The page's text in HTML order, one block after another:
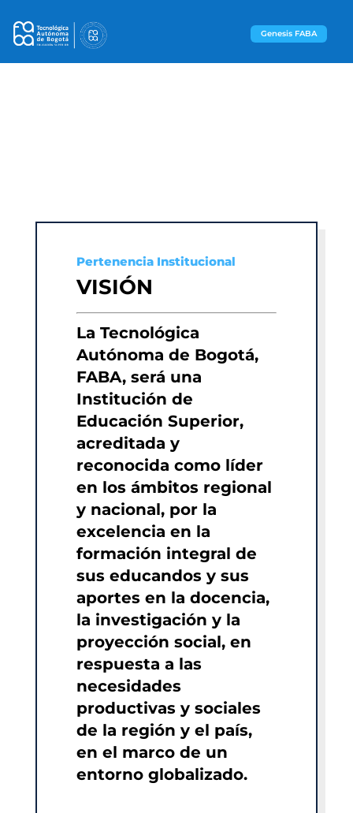
Genesis FABA
Pertenencia Institucional
VISIÓN
La Tecnológica
Autónoma de Bogotá,
FABA, será una
Institución de
Educación Superior,
acreditada y
reconocida como líder
en los ámbitos regional
y nacional, por la
excelencia en la
formación integral de
sus educandos y sus
aportes en la docencia,
la investigación y la
proyección social, en
respuesta a las
necesidades
productivas y sociales
de la región y el país,
en el marco de un
entorno globalizado.